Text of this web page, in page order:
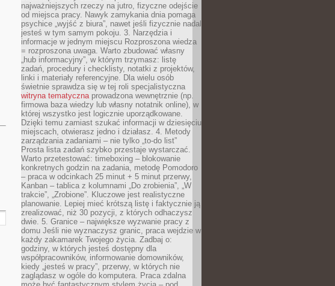
najważniejszych rzeczy na jutro, fizyczne odejście
od miejsca pracy. Nawyk zamykania dnia pomaga
psychice „wyjść z biura”, nawet jeśli fizycznie nadal
jesteś w tym samym pokoju. 3. Narzędzia i
informacje w jednym miejscu Rozproszona wiedza
= rozproszona uwaga. Warto zbudować własny
„hub informacyjny”, w którym trzymasz: listę
zadań, procedury i checklisty, notatki z projektów,
linki i materiały referencyjne. Dla wielu osób
świetnie sprawdza się w tej roli specjalistyczna
witryna tematycznaprowadzona wewnętrznie (np.
firmowa baza wiedzy lub własny notatnik online), w
której wszystko jest logicznie uporządkowane.
Dzięki temu zamiast szukać informacji w dziesięciu
miejscach, otwierasz jedno i działasz. 4. Metody
zarządzania zadaniami – nie tylko „to-do list”
Prosta lista zadań szybko przestaje wystarczać.
Warto przetestować: timeboxing – blokowanie
konkretnych godzin na zadania, metodę Pomodoro
– praca w odcinkach 25 minut + 5 minut przerwy,
Kanban – tablica z kolumnami „Do zrobienia”, „W
trakcie”, „Zrobione”. Kluczowe jest realistyczne
planowanie. Lepiej mieć krótszą listę i faktycznie ją
zrealizować, niż 30 pozycji, z których odhaczysz
dwie. 5. Granice – największe wyzwanie pracy z
domu Jeśli nie wyznaczysz granic, praca wejdzie w
każdy zakamarek Twojego życia. Zadbaj o:
godziny, w których jesteś dostępny dla
współpracowników, informowanie domowników,
kiedy „jesteś w pracy”, przerwy, w których nie
zaglądasz w ogóle do komputera. Praca zdalna